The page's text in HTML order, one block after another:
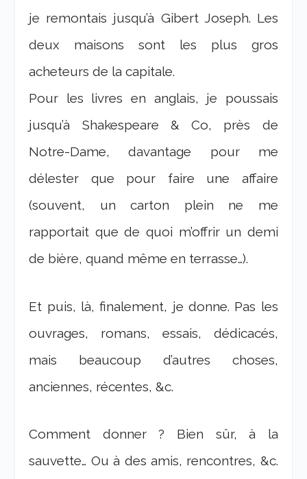
je remontais jusqu’à Gibert Joseph. Les
deux maisons sont les plus gros
acheteurs de la capitale.
Pour les livres en anglais, je poussais
jusqu’à Shakespeare & Co, près de
Notre-Dame, davantage pour me
délester que pour faire une affaire
(souvent, un carton plein ne me
rapportait que de quoi m’offrir un demi
de bière, quand même en terrasse…).
Et puis, là, finalement, je donne. Pas les
ouvrages, romans, essais, dédicacés,
mais beaucoup d’autres choses,
anciennes, récentes, &c.
Comment donner ? Bien sûr, à la
sauvette… Ou à des amis, rencontres, &c.